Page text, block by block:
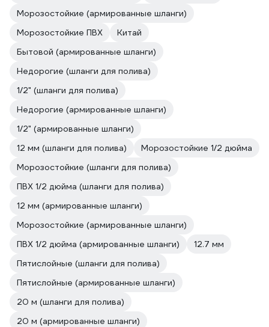
Морозостойкие (армированные шланги)
Морозостойкие ПВХ
Китай
Бытовой (армированные шланги)
Недорогие (шланги для полива)
1/2" (шланги для полива)
Недорогие (армированные шланги)
1/2" (армированные шланги)
12 мм (шланги для полива)
Морозостойкие 1/2 дюйма
Морозостойкие (шланги для полива)
ПВХ 1/2 дюйма (шланги для полива)
12 мм (армированные шланги)
Морозостойкие (армированные шланги)
ПВХ 1/2 дюйма (армированные шланги)
12.7 мм
Пятислойные (шланги для полива)
Пятислойные (армированные шланги)
20 м (шланги для полива)
20 м (армированные шланги)